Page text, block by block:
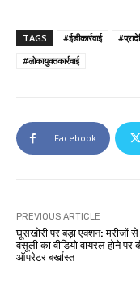
TAGS #ईडीकार्रवाई
#लोकायुक्तकार्रवाई
Facebook
PREVIOUS ARTICLE
घूसखोरी पर बड़ा एक्शन: मरीजों
वसूली का वीडियो वायरल होने पर
ऑपरेटर बर्खास्त